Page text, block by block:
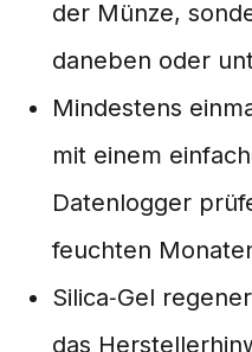
der Münze,
daneben oder
Mindestens
mit einem
Datenlogger
feuchten
Silica‑Gel
das